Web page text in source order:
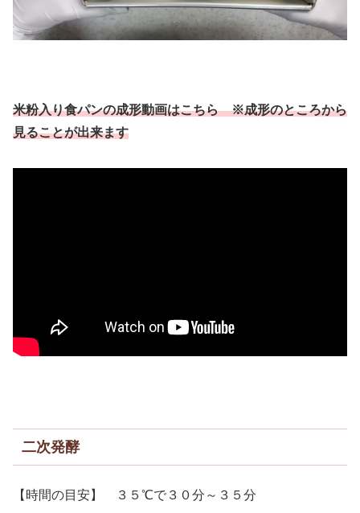
米粉入り食パンの成形動画はこちら ※成形のところから
見ることが出来ます
二次発酵
【時間の目安】 ３５℃で３０分～３５分